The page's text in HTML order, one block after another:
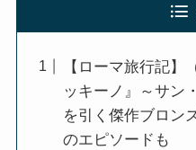
お知らせ
【ローマ旅行記】
ッキーノ』～サン
を引く傑作ブロン
のエピソードも